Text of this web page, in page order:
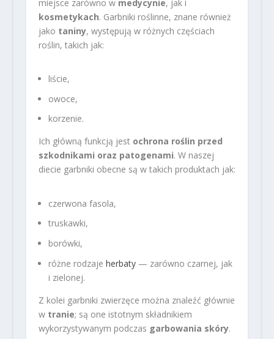
miejsce zarówno w medycynie, jak i
kosmetykach. Garbniki roślinne, znane również
jako taniny, występują w różnych częściach
roślin, takich jak:
liście,
owoce,
korzenie.
Ich główną funkcją jest ochrona roślin przed
szkodnikami oraz patogenami. W naszej
diecie garbniki obecne są w takich produktach jak:
czerwona fasola,
truskawki,
borówki,
różne rodzaje herbaty— zarówno czarnej, jak
i zielonej.
Z kolei garbniki zwierzęce można znaleźć głównie
w tranie; są one istotnym składnikiem
wykorzystywanym podczas garbowania skóry.